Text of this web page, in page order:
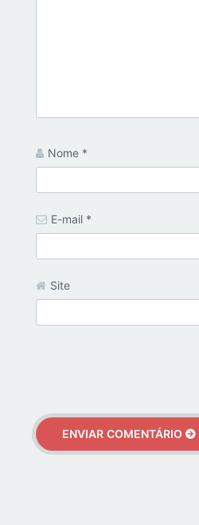
Nome *
E-mail *
Site